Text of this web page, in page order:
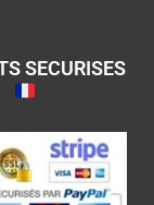
SECURISES